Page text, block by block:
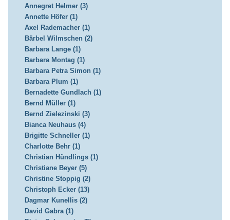
Annegret Helmer (3)
Annette Höfer (1)
Axel Rademacher (1)
Bärbel Wilmschen (2)
Barbara Lange (1)
Barbara Montag (1)
Barbara Petra Simon (1)
Barbara Plum (1)
Bernadette Gundlach (1)
Bernd Müller (1)
Bernd Zielezinski (3)
Bianca Neuhaus (4)
Brigitte Schneller (1)
Charlotte Behr (1)
Christian Hündlings (1)
Christiane Beyer (5)
Christine Stoppig (2)
Christoph Ecker (13)
Dagmar Kunellis (2)
David Gabra (1)